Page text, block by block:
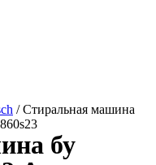
/ Стиральная машина
бу